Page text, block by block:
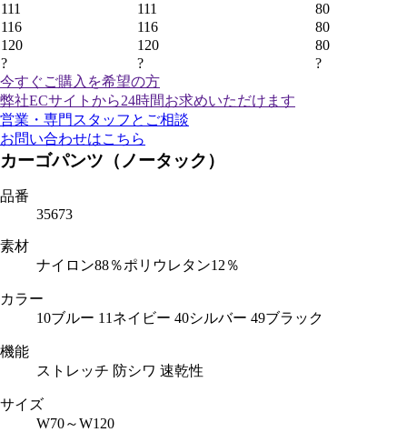
111
111
80
116
116
80
120
120
80
?
?
?
今すぐご購入 を希望の方
弊社ECサイトから24時間お求めいただけます
営業・専門スタッフとご相談
お問い合わせはこちら
カーゴパンツ（ノータック）
品番
35673
素材
ナイロン88％ポリウレタン12％
カラー
10ブルー 11ネイビー 40シルバー 49ブラック
機能
ストレッチ 防シワ 速乾性
サイズ
W70～W120